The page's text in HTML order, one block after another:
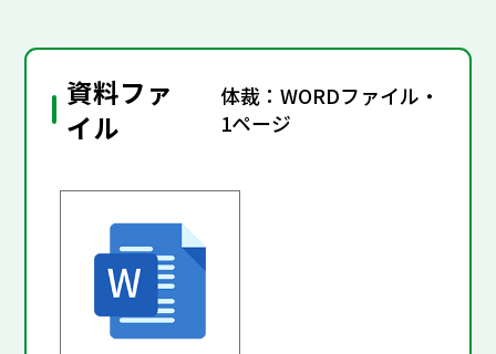
資料ファ
イル
体裁：WORDファイル・
1ページ